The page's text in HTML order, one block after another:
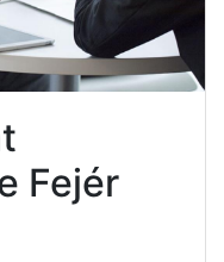
Fejér